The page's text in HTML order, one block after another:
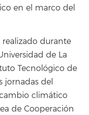
en el marco del
realizado durante
de La
Tecnológico de
jornadas del
climático
de Cooperación